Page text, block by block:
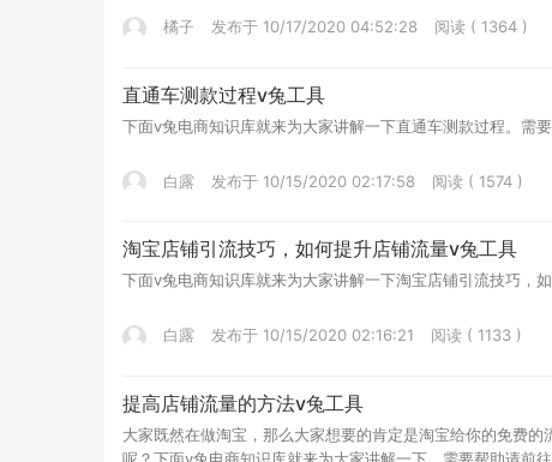
橘子 发布于 10/17/2020 04:52:28 阅读 ( 1364 )
直通车测款过程v兔工具
下面v兔电商知识库就来为大家讲解一下直通车测款过程。
白露 发布于 10/15/2020 02:17:58 阅读 ( 1574 )
淘宝店铺引流技巧，如何提升店铺流量v兔工具
下面v兔电商知识库就来为大家讲解一下淘宝店铺引流技巧
白露 发布于 10/15/2020 02:16:21 阅读 ( 1133 )
提高店铺流量的方法v兔工具
大家既然在做淘宝，那么大家想要的肯定是淘宝给你的免费
呢？下面v兔电商知识库就来为大家讲解一下。需要帮助请